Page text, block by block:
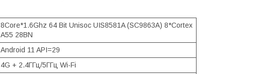
8Core*1.6Ghz 64 Bit Unisoc UIS8581A (SC9863A) 8*Cortex
A55 28BN
Android 11 API=29
4G + 2.4ГГц/5ГГц Wi-Fi